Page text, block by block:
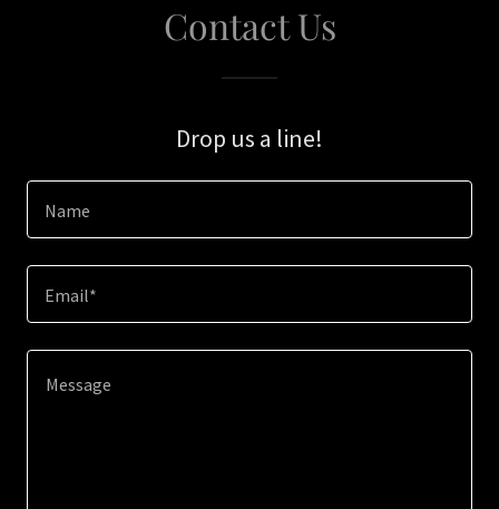
Contact Us
Drop us a line!
Name
Email*